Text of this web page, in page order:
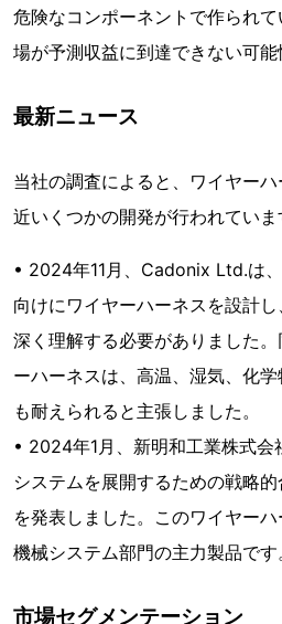
危険なコンポーネントで作られ
場が予測収益に到達できない可能
最新ニュース
当社の調査によると、ワイヤー
近いくつかの開発が行われていま
• 2024年11月、Cadonix Ltd.は
向けにワイヤーハーネスを設計
深く理解する必要がありました
ーハーネスは、高温、湿気、化
も耐えられると主張しました。
• 2024年1月、新明和工業株式会
システムを展開するための戦略
を発表しました。このワイヤー
機械システム部門の主力製品です
市場セグメンテーション